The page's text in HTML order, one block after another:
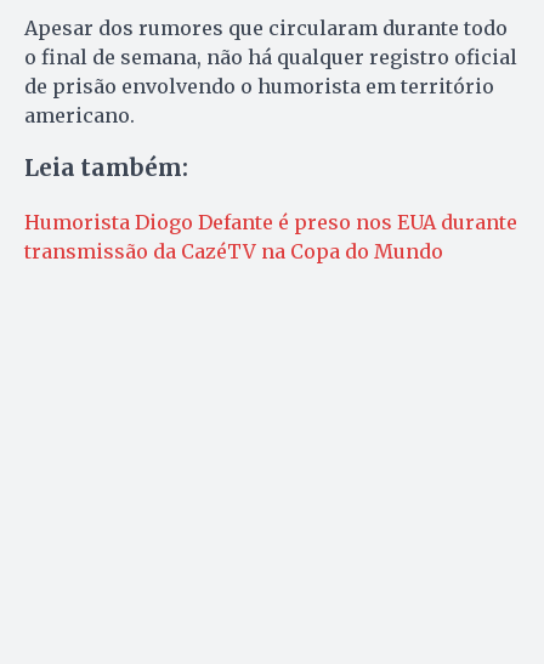
Apesar dos rumores que circularam durante todo
o final de semana, não há qualquer registro oficial
de prisão envolvendo o humorista em território
americano.
Leia também:
Humorista Diogo Defante é preso nos EUA durante
transmissão da CazéTV na Copa do Mundo